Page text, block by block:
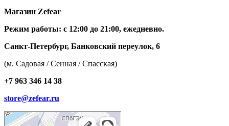
Магазин Zefear
Режим работы: с 12:00 до 21:00, ежедневно.
Санкт-Петербург, Банковский переулок, 6
(м. Садовая / Сенная / Спасская)
+7 963 346 14 38
store@zefear.ru
Санкт‑Петербург
Банковский переулок, 6 — Яндекс Карты